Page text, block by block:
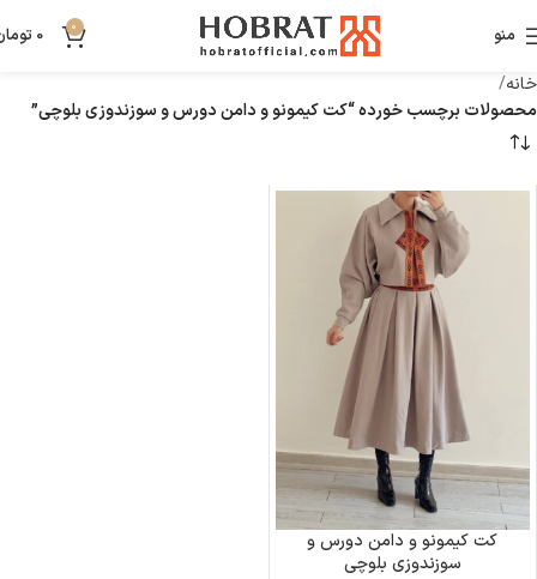
منو 0
0
خانه
محصولات برچسب خورده “کت کیمونو و دامن دورس و سوزندوزی بلوچی”
کت کیمونو و دامن دورس و
سوزندوزی بلوچی